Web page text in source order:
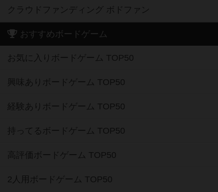
クラウドファンディング ボドファン
おすすめボードゲーム
お気に入りボードゲーム TOP50
興味ありボードゲーム TOP50
経験ありボードゲーム TOP50
持ってるボードゲーム TOP50
高評価ボードゲーム TOP50
2人用ボードゲーム TOP50